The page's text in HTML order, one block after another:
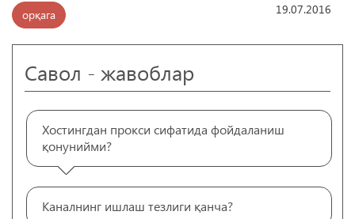
орқага 19.07.2016
Савол - жавоблар
Хостингдан прокси сифатида фойдаланиш
қонунийми?
Каналнинг ишлаш тезлиги қанча?